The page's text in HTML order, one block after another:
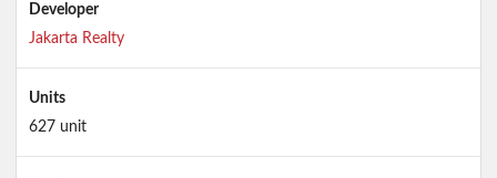
Developer
Jakarta Realty
Units
627 unit